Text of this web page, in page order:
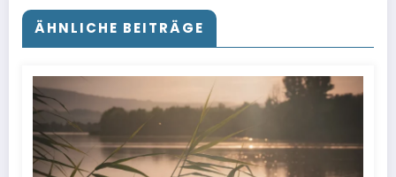
ÄHNLICHE BEITRÄGE